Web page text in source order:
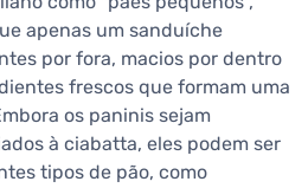
apenas um sanduíche
por fora, macios por dentro
frescos que formam uma
os paninis sejam
à ciabatta, eles podem ser
tipos de pão, como